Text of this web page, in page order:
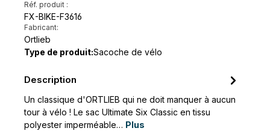
Réf. produit :
FX-BIKE-F3616
Fabricant:
Ortlieb
Type de produit:Sacoche de vélo
Description
Un classique d'ORTLIEB qui ne doit manquer à aucun
tour à vélo ! Le sac Ultimate Six Classic en tissu
polyester imperméable… Plus